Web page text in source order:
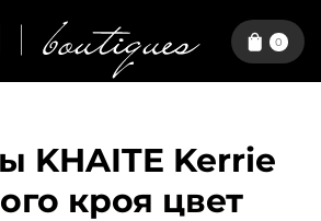
0
KHAITE Kerrie
кроя цвет